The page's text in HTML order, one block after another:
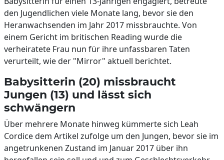
den Jugendlichen viele Monate lang, bevor sie den
Heranwachsenden im Jahr 2017 missbrauchte. Von
einem Gericht im britischen Reading wurde die
verheiratete Frau nun für ihre unfassbaren Taten
verurteilt, wie der "Mirror" aktuell berichtet.
Babysitterin (20) missbraucht
Jungen (13) und lässt sich
schwängern
Über mehrere Monate hinweg kümmerte sich Leah
Cordice dem Artikel zufolge um den Jungen, bevor sie im
angetrunkenen Zustand im Januar 2017 über ihn